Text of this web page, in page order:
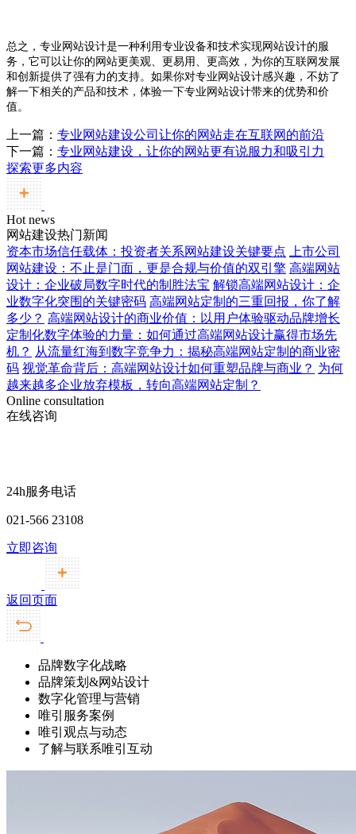
总之，专业网站设计是一种利用专业设备和技术实现网站设计的服
务，它可以让你的网站更美观、更易用、更高效，为你的互联网发展
和创新提供了强有力的支持。如果你对专业网站设计感兴趣，不妨了
解一下相关的产品和技术，体验一下专业网站设计带来的优势和价
值。
上一篇： 专业网站建设公司让你的网站走在互联网的前沿
下一篇： 专业网站建设，让你的网站更有说服力和吸引力
探索更多内容
Hot news
网站建设热门新闻
资本市场信任载体：投资者关系网站建设关键要点
上市公司
网站建设：不止是门面，更是合规与价值的双引擎 高端网站
设计：企业破局数字时代的制胜法宝 解锁高端网站设计：企
业数字化突围的关键密码 高端网站定制的三重回报，你了解
多少？ 高端网站设计的商业价值：以用户体验驱动品牌增长
定制化数字体验的力量：如何通过高端网站设计赢得市场先
机？ 从流量红海到数字竞争力：揭秘高端网站定制的商业密
码 视觉革命背后：高端网站设计如何重塑品牌与商业？ 为何
越来越多企业放弃模板，转向高端网站定制？
Online consultation
在线咨询
24h服务电话
021-566 23108
立即咨询
返回页面
品牌数字化战略
品牌策划&网站设计
数字化管理与营销
唯引服务案例
唯引观点与动态
了解与联系唯引互动